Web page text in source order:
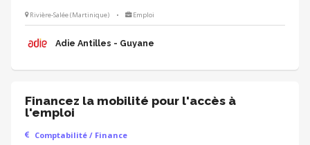
Rivière-Salée (Martinique) • Emploi
Adie Antilles - Guyane
Financez la mobilité pour l'accès à
l'emploi
Comptabilité / Finance